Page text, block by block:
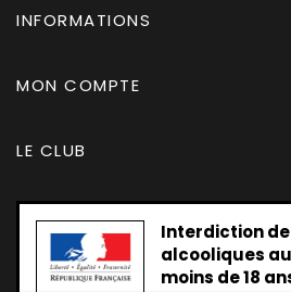
INFORMATIONS
MON COMPTE
LE CLUB
Interdiction
alcooliques
moins de 18